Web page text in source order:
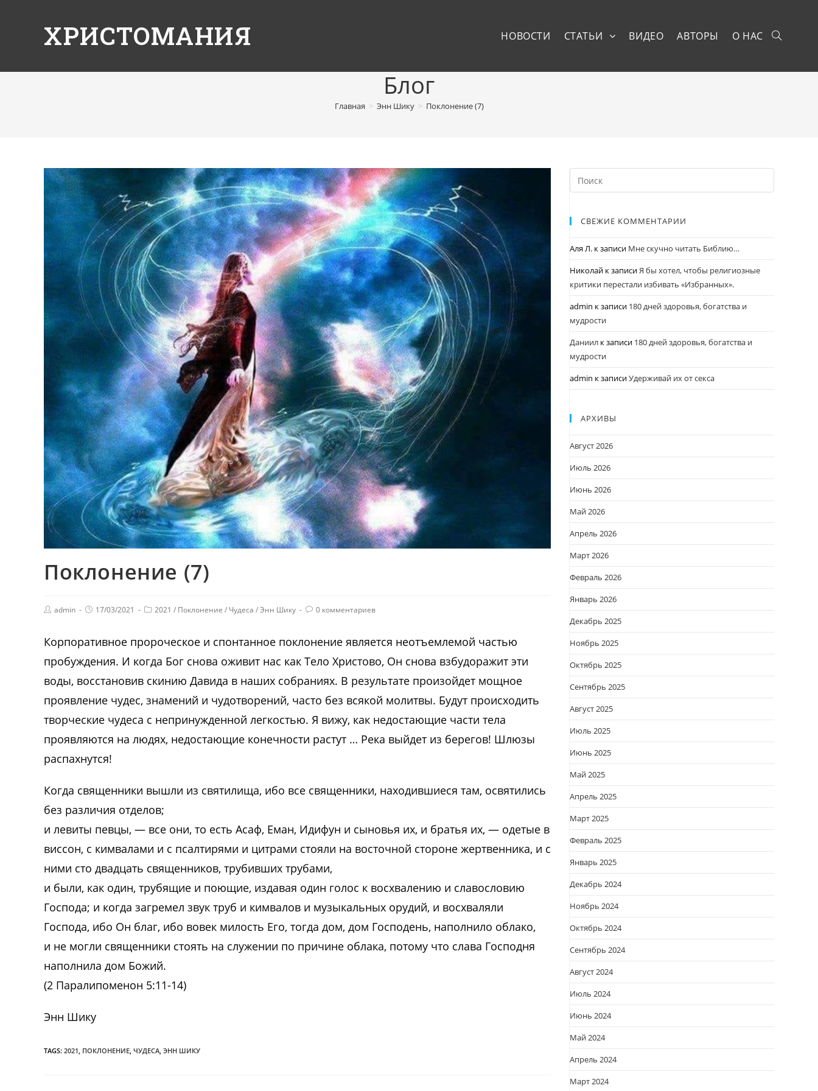
ХРИСТОМАНИЯ НОВОСТИ СТАТЬИ ВИДЕО АВТОРЫ О НАС
Блог
Главная > Энн Шику > Поклонение (7)
Поклонение (7)
admin 17/03/2021 2021 / Поклонение / Чудеса /Энн Шику 0 комментариев
Корпоративное пророческое и спонтанное поклонение является неотъемлемой частью
пробуждения. И когда Бог снова оживит нас как Тело Христово, Он снова взбудоражит эти
воды, восстановив скинию Давида в наших собраниях. В результате произойдет мощное
проявление чудес, знамений и чудотворений, часто без всякой молитвы. Будут происходить
творческие чудеса с непринужденной легкостью. Я вижу, как недостающие части тела
проявляются на людях, недостающие конечности растут … Река выйдет из берегов! Шлюзы
распахнутся!
Когда священники вышли из святилища, ибо все священники, находившиеся там, освятились
без различия отделов;
и левиты певцы, — все они, то есть Асаф, Еман, Идифун и сыновья их, и братья их, — одетые в
виссон, с кимвалами и с псалтирями и цитрами стояли на восточной стороне жертвенника, и с
ними сто двадцать священников, трубивших трубами,
и были, как один, трубящие и поющие, издавая один голос к восхвалению и славословию
Господа; и когда загремел звук труб и кимвалов и музыкальных орудий, и восхваляли
Господа, ибо Он благ, ибо вовек милость Его, тогда дом, дом Господень, наполнило облако,
и не могли священники стоять на служении по причине облака, потому что слава Господня
наполнила дом Божий.
(2 Паралипоменон 5:11-14)
Энн Шику
TAGS: 2021 ПОКЛОНЕНИЕ ЧУДЕСА ЭНН ШИКУ
СВЕЖИЕ КОММЕНТАРИИ
Аля Л. к записи Мне скучно читать Библию…
Николай к записиЯ бы хотел, чтобы религиозные
критики перестали избивать «Избранных».
admin к записи 180 дней здоровья, богатства и
мудрости
Даниил к записи 180 дней здоровья, богатства и
мудрости
admin к записиУдерживай их от секса
АРХИВЫ
Август 2026
Июль 2026
Июнь 2026
Май 2026
Апрель 2026
Март 2026
Февраль 2026
Январь 2026
Декабрь 2025
Ноябрь 2025
Октябрь 2025
Сентябрь 2025
Август 2025
Июль 2025
Июнь 2025
Май 2025
Апрель 2025
Март 2025
Февраль 2025
Январь 2025
Декабрь 2024
Ноябрь 2024
Октябрь 2024
Сентябрь 2024
Август 2024
Июль 2024
Июнь 2024
Май 2024
Апрель 2024
Март 2024